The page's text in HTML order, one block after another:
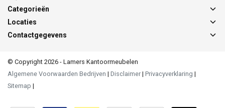
Categorieën
Locaties
Contactgegevens
© Copyright 2026 - Lamers Kantoormeubelen
Algemene Voorwaarden Bedrijven | Disclaimer | Privacyverklaring |
Sitemap |